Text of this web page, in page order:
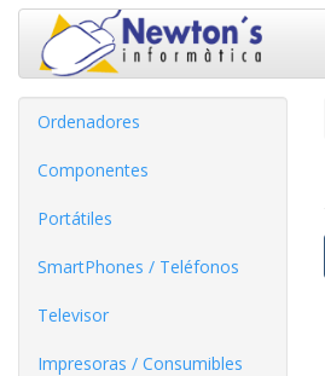
Ordenadores
Componentes
Portátiles
SmartPhones / Teléfonos
Televisor
Impresoras / Consumibles